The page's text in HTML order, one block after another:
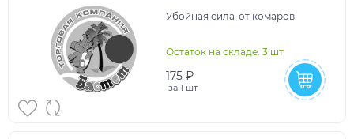
Убойная сила-от комаров
Остаток на складе: 3 шт
175 ₽
за 1 шт